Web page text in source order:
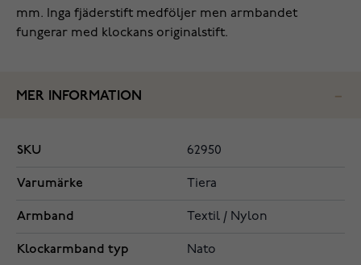
mm. Inga fjäderstift medföljer men armbandet
fungerar med klockans originalstift.
MER INFORMATION
SKU 62950
Varumärke Tiera
Armband Textil / Nylon
Klockarmband typ Nato